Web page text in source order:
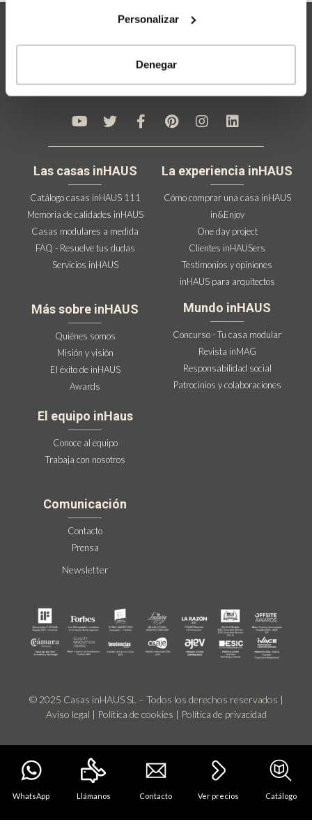
Personalizar
Denegar
Las casas inHAUS
Catálogo casas inHAUS 111
Memoria de calidades inHAUS
Casas modulares a medida
FAQ - Resuelve tus dudas
Servicios inHAUS
Más sobre inHAUS
Quiénes somos
Misión y visión
El éxito de inHAUS
Awards
La experiencia inHAUS
Cómo comprar una casa inHAUS
in&Enjoy
One day project
Clientes inHAUSers
Testimonios y opiniones
inHAUS para arquitectos
Mundo inHAUS
Concurso - Tu casa modular
Revista inMAG
Responsabilidad social
Patrocinios y colaboraciones
El equipo inHaus
Conoce al equipo
Trabaja con nosotros
Comunicación
Contacto
Prensa
Newsletter
© 2025 Casas inHAUS SL – Todos los derechos reservados |
Aviso legal | Política de cookies | Política de privacidad
WhatsApp Llámanos Contacto Ver precios Catálogo